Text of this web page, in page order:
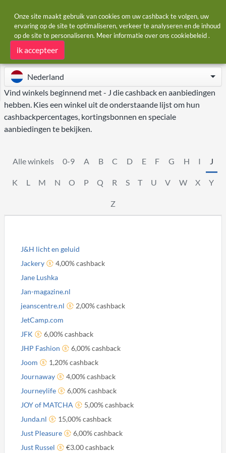
Startpagina Winkels J
Winkels - J
Nederland
Vind winkels beginnend met - J die cashback en aanbiedingen
hebben. Kies een winkel uit de onderstaande lijst om hun
cashbackpercentages, kortingsbonnen en speciale
aanbiedingen te bekijken.
Alle winkels 0-9 A B C D E F G H I J
K L M N O P Q R S T U V W X Y
Z
J&H licht en geluid
Jackery
4,00% cashback
Jane Lushka
Jan-magazine.nl
jeanscentre.nl
2,00% cashback
JetCamp.com
JFK
6,00% cashback
JHP Fashion
6,00% cashback
Joom
1,20% cashback
Journaway
4,00% cashback
Journeylife
6,00% cashback
JOY of MATCHA
5,00% cashback
Junda.nl
15,00% cashback
Just Pleasure
6,00% cashback
Just Russel
€3.00 cashback
Onze site maakt gebruik van cookies om uw cashback te volgen, uw
ervaring op de site te optimaliseren, verkeer te analyseren en de inhoud
op de site te personaliseren. Meer informatie over ons cookiebeleid.
ik accepteer